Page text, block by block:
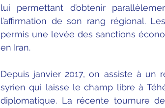
lui permettant d’obtenir
l’affirmation de son rang régional.
permis une levée des sanctions
en Iran.
Depuis janvier 2017, on assiste à un
syrien qui laisse le champ libre à
diplomatique. La récente tournure